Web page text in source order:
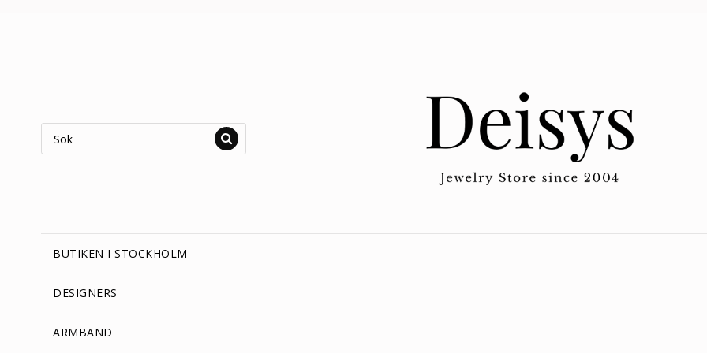
BUTIKEN I STOCKHOLM
DESIGNERS
ARMBAND